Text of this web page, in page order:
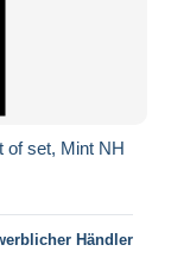
of set, Mint NH
Händler